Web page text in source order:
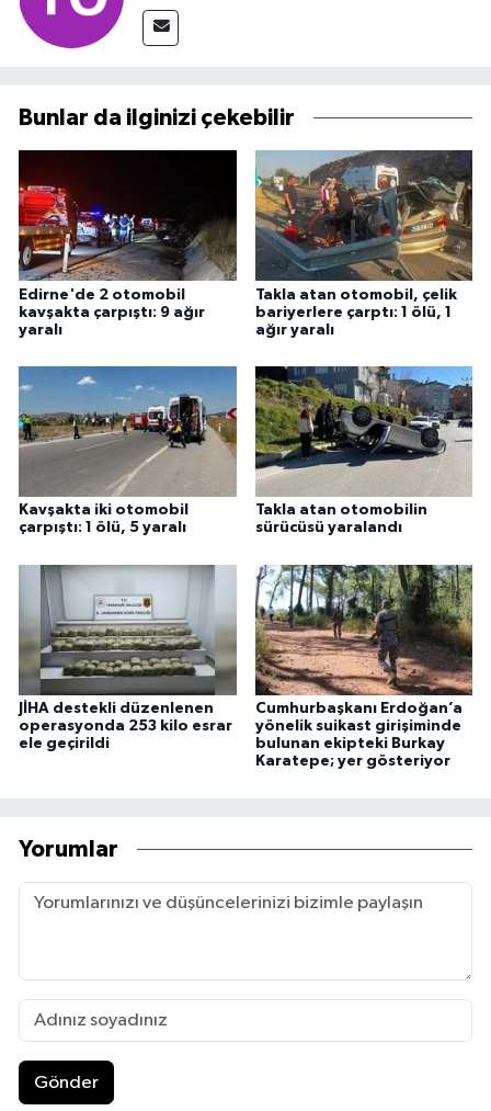
Bunlar da ilginizi çekebilir
Edirne'de 2 otomobil
kavşakta çarpıştı: 9 ağır
yaralı
Takla atan otomobil, çelik
bariyerlere çarptı: 1 ölü, 1
ağır yaralı
Kavşakta iki otomobil
çarpıştı: 1 ölü, 5 yaralı
Takla atan otomobilin
sürücüsü yaralandı
JİHA destekli düzenlenen
operasyonda 253 kilo esrar
ele geçirildi
Cumhurbaşkanı Erdoğan’a
yönelik suikast girişiminde
bulunan ekipteki Burkay
Karatepe; yer gösteriyor
Yorumlar
Gönder